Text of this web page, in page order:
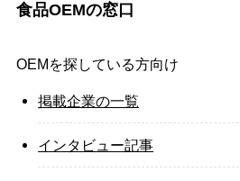
食品OEMの窓口
OEMを探している方向け
掲載企業の一覧
インタビュー記事